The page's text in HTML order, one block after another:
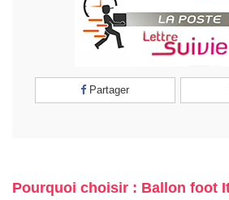
Partager
Pourquoi choisir : Ballon foot